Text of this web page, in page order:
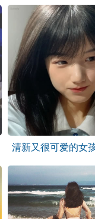
清新又很可爱的女